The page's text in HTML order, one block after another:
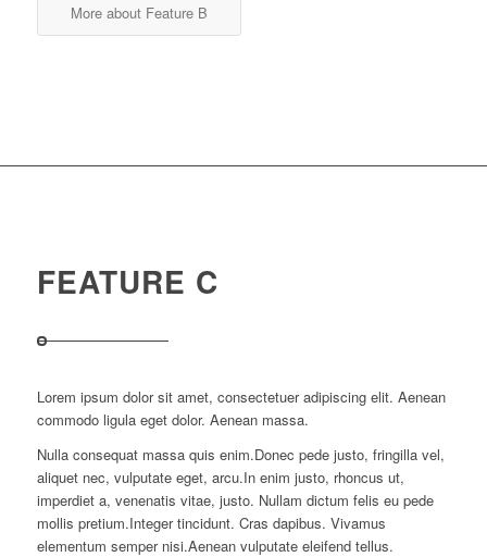
More about Feature B
FEATURE C
Lorem ipsum dolor sit amet, consectetuer adipiscing elit. Aenean
commodo ligula eget dolor. Aenean massa.
Nulla consequat massa quis enim.Donec pede justo, fringilla vel,
aliquet nec, vulputate eget, arcu.In enim justo, rhoncus ut,
imperdiet a, venenatis vitae, justo. Nullam dictum felis eu pede
mollis pretium.Integer tincidunt. Cras dapibus. Vivamus
elementum semper nisi.Aenean vulputate eleifend tellus.